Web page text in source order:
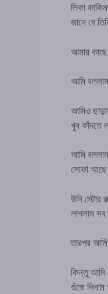
লিকা
জানে যে
আমার
আমি
আমিও
খুব কাঁদতে
আমি
সোফা
উনি স্টোর
লাগলাম
তারপর
কিন্তু আমি
গুঁজে